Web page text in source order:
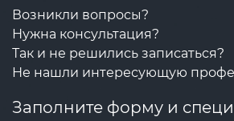
Возникли вопросы?
Нужна консультация?
Так и не решились записаться?
Не нашли интересующую
Заполните форму и